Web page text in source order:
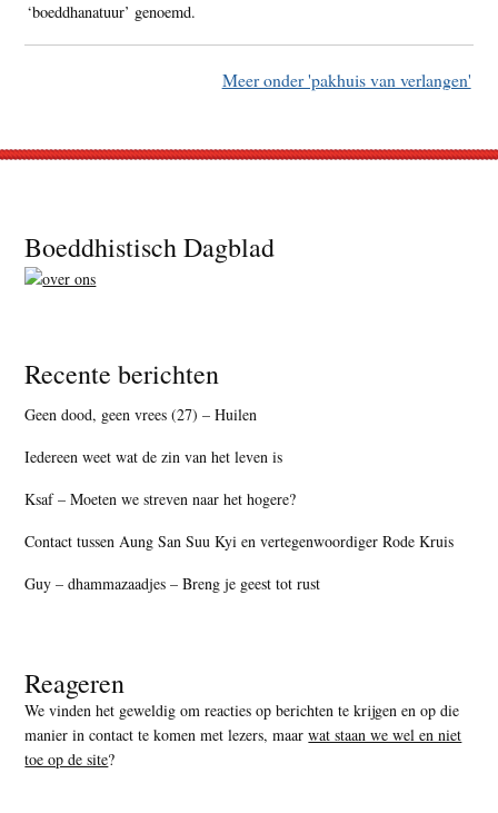
‘boeddhanatuur’ genoemd.
Meer onder 'pakhuis van verlangen'
Footer
Boeddhistisch Dagblad
Recente berichten
Geen dood, geen vrees (27) – Huilen
Iedereen weet wat de zin van het leven is
Ksaf – Moeten we streven naar het hogere?
Contact tussen Aung San Suu Kyi en vertegenwoordiger Rode Kruis
Guy – dhammazaadjes – Breng je geest tot rust
Reageren
We vinden het geweldig om reacties op berichten te krijgen en op die
manier in contact te komen met lezers, maarwat staan we wel en niet
toe op de site?